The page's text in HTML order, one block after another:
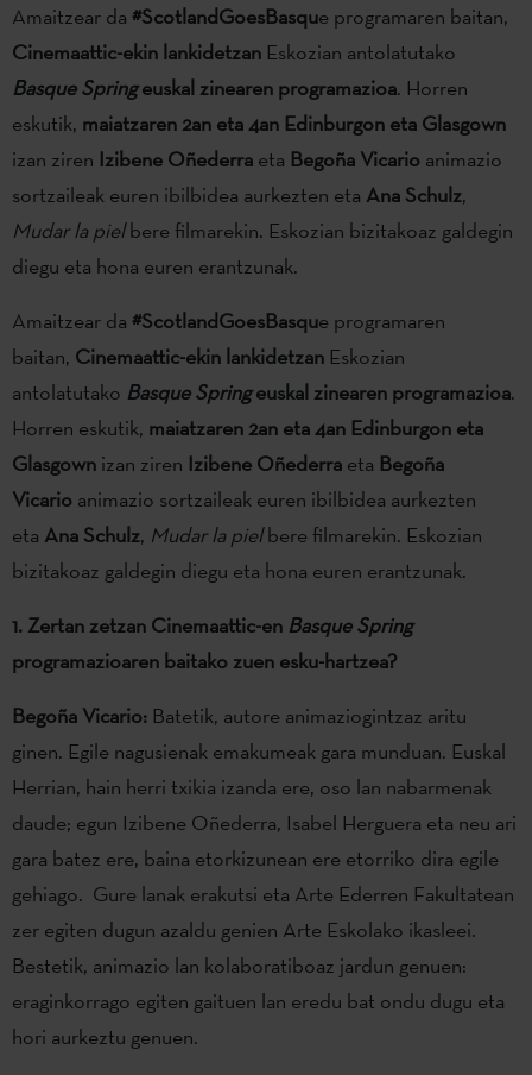
Amaitzear da #ScotlandGoesBasque programaren baitan,
Cinemaattic-ekin lankidetzan Eskozian antolatutako
Basque Springeuskal zinearen programazioa. Horren
eskutik, maiatzaren 2an eta 4an Edinburgon eta Glasgown
izan ziren Izibene Oñederra eta Begoña Vicario animazio
sortzaileak euren ibilbidea aurkezten eta Ana Schulz,
Mudar la pielbere filmarekin. Eskozian bizitakoaz galdegin
diegu eta hona euren erantzunak.
Amaitzear da #ScotlandGoesBasque programaren
baitan, Cinemaattic-ekin lankidetzan Eskozian
antolatutako Basque Springeuskal zinearen programazioa.
Horren eskutik, maiatzaren 2an eta 4an Edinburgon eta
Glasgown izan ziren Izibene Oñederra eta Begoña
Vicario animazio sortzaileak euren ibilbidea aurkezten
eta Ana Schulz, Mudar la pielbere filmarekin. Eskozian
bizitakoaz galdegin diegu eta hona euren erantzunak.
1. Zertan zetzan Cinemaattic-en Basque Spring
programazioaren baitako zuen esku-hartzea?
Begoña Vicario: Batetik, autore animaziogintzaz aritu
ginen. Egile nagusienak emakumeak gara munduan. Euskal
Herrian, hain herri txikia izanda ere, oso lan nabarmenak
daude; egun Izibene Oñederra, Isabel Herguera eta neu ari
gara batez ere, baina etorkizunean ere etorriko dira egile
gehiago. Gure lanak erakutsi eta Arte Ederren Fakultatean
zer egiten dugun azaldu genien Arte Eskolako ikasleei.
Bestetik, animazio lan kolaboratiboaz jardun genuen:
eraginkorrago egiten gaituen lan eredu bat ondu dugu eta
hori aurkeztu genuen.